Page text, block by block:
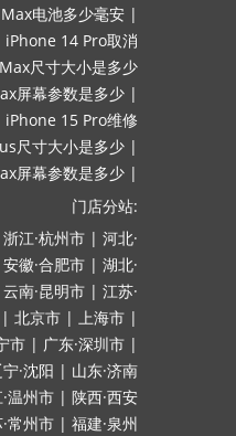
电池多少毫安 |
iPhone 14 Pro取消
尺寸大小是多少
屏幕参数是多少 |
iPhone 15 Pro维修
尺寸大小是多少 |
屏幕参数是多少 |
门店分站:
浙江·杭州市 | 河北·
安徽·合肥市 | 湖北·
云南·昆明市 | 江苏·
| 北京市 | 上海市 |
市 | 广东·深圳市 |
·沈阳 | 山东·济南
温州市 | 陕西·西安
常州市 | 福建·泉州